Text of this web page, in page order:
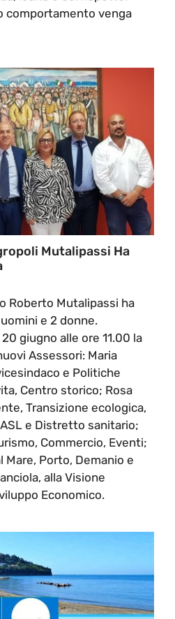
comportamento venga
Mutalipassi Ha
Roberto Mutalipassi ha
e 2 donne.
giugno alle ore 11.00 la
Assessori: Maria
e Politiche
Centro storico; Rosa
Transizione ecologica,
e Distretto sanitario;
Commercio, Eventi;
Mare, Porto, Demanio e
alla Visione
Economico.